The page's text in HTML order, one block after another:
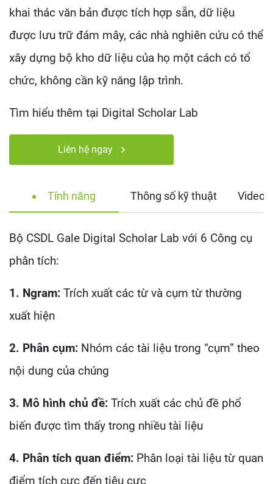
khai thác văn bản được tích hợp sẵn, dữ liệu
được lưu trữ đám mây, các nhà nghiên cứu có thể
xây dựng bộ kho dữ liệu của họ một cách có tổ
chức, không cần kỹ năng lập trình.
Tìm hiểu thêm tại Digital Scholar Lab
Liên hệ ngay
Tính năng Thông số kỹ thuật Video
Bộ CSDL Gale Digital Scholar Lab với 6 Công cụ
phân tích:
1. Ngram: Trích xuất các từ và cụm từ thường
xuất hiện
2. Phân cụm: Nhóm các tài liệu trong “cụm” theo
nội dung của chúng
3. Mô hình chủ đề: Trích xuất các chủ đề phổ
biến được tìm thấy trong nhiều tài liệu
4. Phân tích quan điểm: Phân loại tài liệu từ quan
điểm tích cực đến tiêu cực